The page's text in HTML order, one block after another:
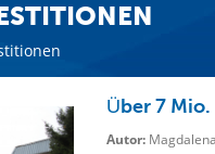
Über 7
Autor: